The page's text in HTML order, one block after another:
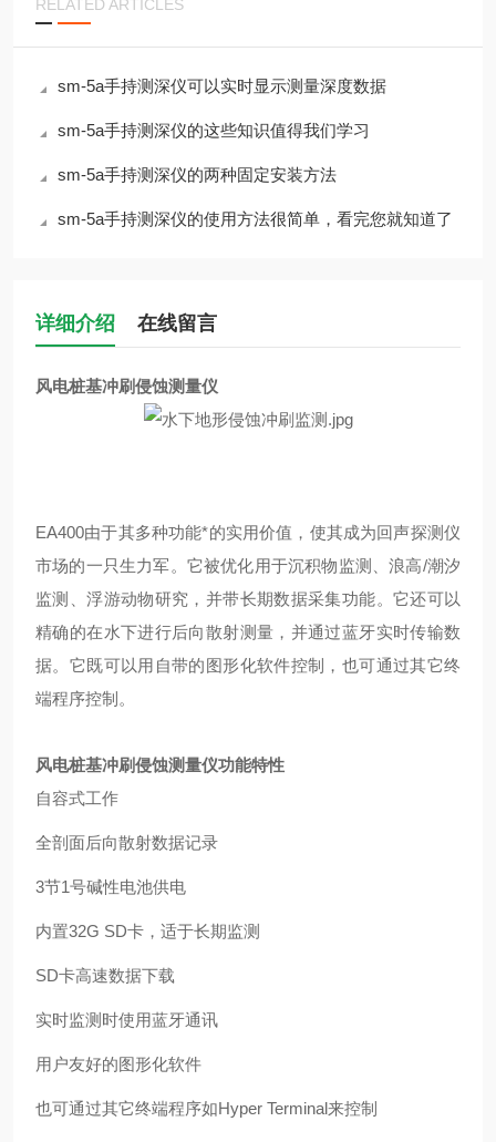
RELATED ARTICLES
sm-5a手持测深仪可以实时显示测量深度数据
sm-5a手持测深仪的这些知识值得我们学习
sm-5a手持测深仪的两种固定安装方法
sm-5a手持测深仪的使用方法很简单，看完您就知道了
详细介绍 在线留言
风电桩基冲刷侵蚀测量仪
EA400由于其多种功能*的实用价值，使其成为回声探测仪
市场的一只生力军。它被优化用于沉积物监测、浪高/潮汐
监测、浮游动物研究，并带长期数据采集功能。它还可以
精确的在水下进行后向散射测量，并通过蓝牙实时传输数
据。它既可以用自带的图形化软件控制，也可通过其它终
端程序控制。
风电桩基冲刷侵蚀测量仪功能特性
自容式工作
全剖面后向散射数据记录
3节1号碱性电池供电
内置32G SD卡，适于长期监测
SD卡高速数据下载
实时监测时使用蓝牙通讯
用户友好的图形化软件
也可通过其它终端程序如Hyper Terminal来控制